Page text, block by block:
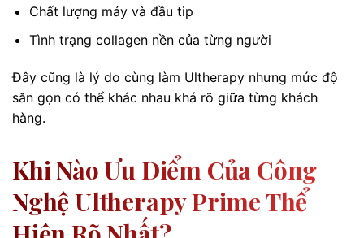
Chất lượng máy và đầu tip
Tình trạng collagen nền của từng người
Đây cũng là lý do cùng làm Ultherapy nhưng mức độ
săn gọn có thể khác nhau khá rõ giữa từng khách
hàng.
Khi Nào Ưu Điểm Của Công
Nghệ Ultherapy Prime Thể